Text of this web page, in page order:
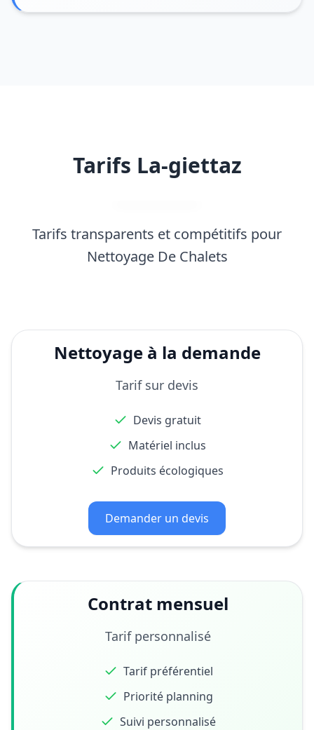
Tarifs La-giettaz
Tarifs transparents et compétitifs pour
Nettoyage De Chalets
Nettoyage à la demande
Tarif sur devis
Devis gratuit
Matériel inclus
Produits écologiques
Demander un devis
Contrat mensuel
Tarif personnalisé
Tarif préférentiel
Priorité planning
Suivi personnalisé